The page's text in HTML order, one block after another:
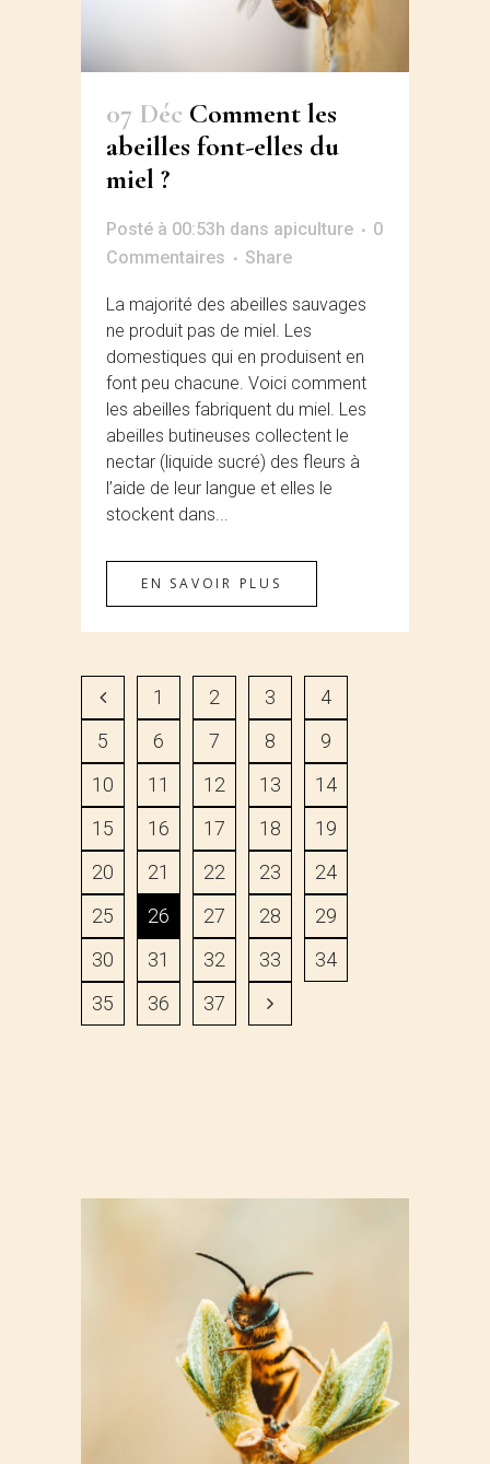
07 Déc Comment les
abeilles font-elles du
miel ?
Posté à 00:53h dans apiculture
0
Commentaires
Share
La majorité des abeilles sauvages
ne produit pas de miel. Les
domestiques qui en produisent en
font peu chacune. Voici comment
les abeilles fabriquent du miel. Les
abeilles butineuses collectent le
nectar (liquide sucré) des fleurs à
l’aide de leur langue et elles le
stockent dans...
EN SAVOIR PLUS
1 2 3
4
5
6 7 8
9
10
11 12 13
14
15
16 17 18
19
20
21 22 23
24
25
26 27 28
29
30
31 32 33
34
35
36 37